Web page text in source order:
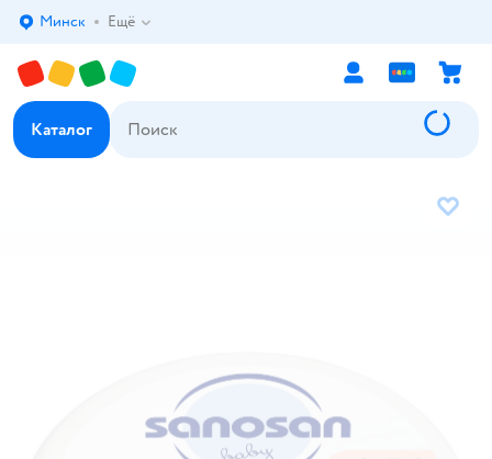
Выбор адреса доставки.
Минск Ещё
Каталог
В